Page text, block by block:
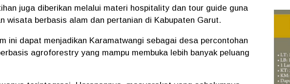
juga diberikan melalui materi hospitality dan tour guide guna
wisata berbasis alam dan pertanian di Kabupaten Garut.
ini dapat menjadikan Karamatwangi sebagai desa percontohan
agroforestry yang mampu membuka lebih banyak peluang